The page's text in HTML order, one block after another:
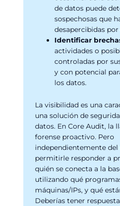
de datos puede
sospechosas que
desapercibidas
Identificar
actividades o
controladas por
y con potencial
los datos.
La visibilidad es una
una solución de
datos. En Core Audit, la
forense proactivo. Pero
independientemente
permitirle responder a
quién se conecta a la
utilizando qué
máquinas/IPs, y qué
Deberías tener